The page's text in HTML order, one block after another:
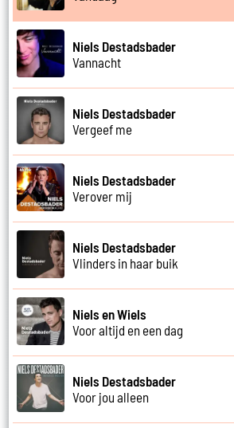
Niels Destadsbader
Vannacht
Niels Destadsbader
Vergeef me
Niels Destadsbader
Verover mij
Niels Destadsbader
Vlinders in haar buik
Niels en Wiels
Voor altijd en een dag
Niels Destadsbader
Voor jou alleen